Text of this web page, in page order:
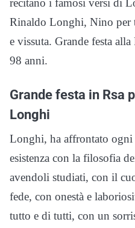
recitano i famosi versi di
Rinaldo Longhi, Nino per
e vissuta. Grande festa
98 anni.
Grande festa in Rsa
Longhi
Longhi, ha affrontato ogni
esistenza con la filosofia
avendoli studiati, con il
fede, con onestà e
tutto e di tutti, con un